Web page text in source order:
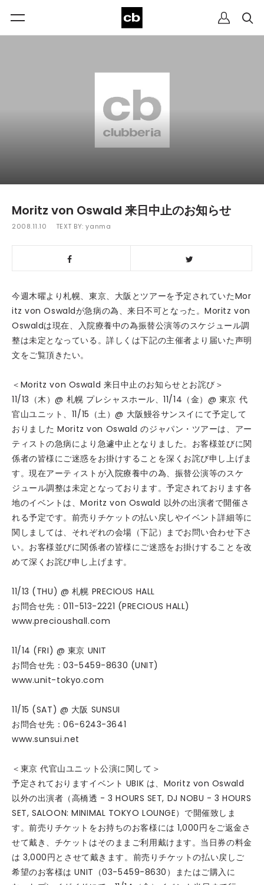
Moritz von Oswald 来日中止のお知らせ
2008.11.10 TEXT BY:yanma
今週木曜より札幌、東京、大阪とツアーを予定されていたMor
itz von Oswaldが急病の為、来日不可となった。Moritz von
Oswaldは現在、入院療養中の為振替公演等のスケジュール調
整は未定となっている。詳しくは下記の主催者より届いた声明
文をご覧頂きたい。
＜Moritz von Oswald 来日中止のお知らせとお詫び＞
11/13（木）@ 札幌 プレシャスホール、11/14（金）@ 東京 代
官山ユニット、11/15（土）@ 大阪鰻谷サンスイにて予定して
おりました Moritz von Oswald のジャパン・ツアーは、アー
ティストの急病により急遽中止となりました。お客様並びに関
係者の皆様にご迷惑をお掛けすることを深くお詫び申し上げま
す。現在アーティストが入院療養中の為、振替公演等のスケ
ジュール調整は未定となっております。予定されております各
地のイベントは、Moritz von Oswald 以外の出演者で開催さ
れる予定です。前売りチケットの払い戻しやイベント詳細等に
関しましては、それぞれの会場（下記）までお問い合わせ下さ
い。お客様並びに関係者の皆様にご迷惑をお掛けすることを改
めて深くお詫び申し上げます。
11/13 (THU) @ 札幌 PRECIOUS HALL
お問合せ先：011-513-2221 (PRECIOUS HALL)
www.precioushall.com
11/14 (FRI) @ 東京 UNIT
お問合せ先：03-5459-8630 (UNIT)
www.unit-tokyo.com
11/15 (SAT) @ 大阪 SUNSUI
お問合せ先：06-6243-3641
www.sunsui.net
＜東京 代官山ユニット公演に関して＞
予定されておりますイベント UBIK は、Moritz von Oswald
以外の出演者（高橋透 - 3 HOURS SET, DJ NOBU - 3 HOURS
SET, SALOON: MINIMAL TOKYO LOUNGE）で開催致しま
す。前売りチケットをお持ちのお客様には 1,000円をご返金さ
せて戴き、チケットはそのままご利用戴けます。当日券の料金
は 3,000円とさせて戴きます。前売りチケットの払い戻しご
希望のお客様は UNIT（03-5459-8630）またはご購入に